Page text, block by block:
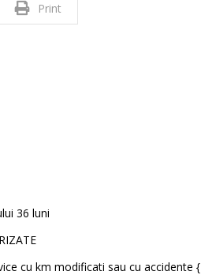
Print
36 luni
cu km modificati sau cu accidente {